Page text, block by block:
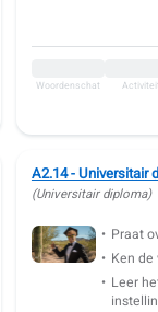
Woordenschat Activiteit
A2.14 - Universitair
(Universitair diploma)
Praat
Ken
Leer